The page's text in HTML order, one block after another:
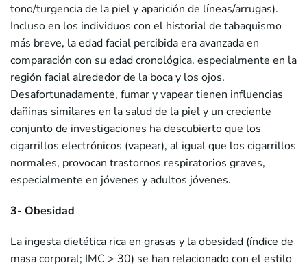
tono/turgencia de la piel y aparición de líneas/arrugas).
Incluso en los individuos con el historial de tabaquismo
más breve, la edad facial percibida era avanzada en
comparación con su edad cronológica, especialmente en la
región facial alrededor de la boca y los ojos.
Desafortunadamente, fumar y vapear tienen influencias
dañinas similares en la salud de la piel y un creciente
conjunto de investigaciones ha descubierto que los
cigarrillos electrónicos (vapear), al igual que los cigarrillos
normales, provocan trastornos respiratorios graves,
especialmente en jóvenes y adultos jóvenes.
3- Obesidad
La ingesta dietética rica en grasas y la obesidad (índice de
masa corporal; IMC > 30) se han relacionado con el estilo